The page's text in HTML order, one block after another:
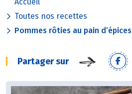
Toutes nos recettes
Pommes rôties au pain d’épices
Partager sur